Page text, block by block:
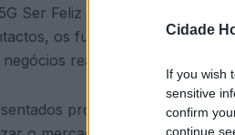
Cidade
If you wish
sensitive
confirm
continue
Ser Feliz em Famalicão. No
os futuros empresários
reais e sustentáveis.
projetos inovadores e